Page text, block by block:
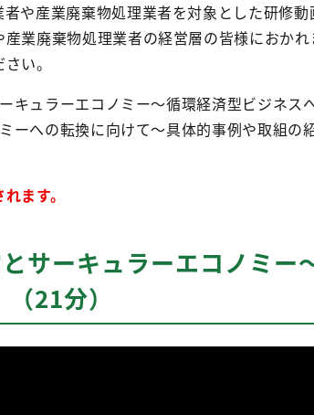
や産業廃棄物処理業者を対象とした研修動
業廃棄物処理業者の経営層の皆様におか
い。
キュラーエコノミー～循環経済型ビジネス
ーへの転換に向けて～具体的事例や取組の
ます。
サーキュラーエコノミー
21分）